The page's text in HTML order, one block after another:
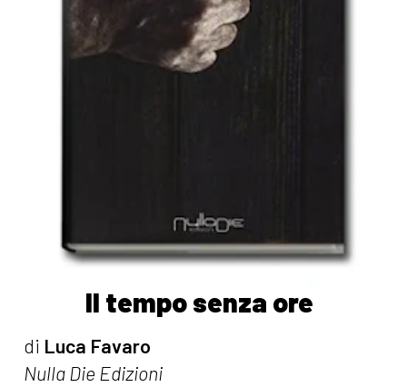
Il tempo senza ore
di Luca Favaro
Nulla Die Edizioni